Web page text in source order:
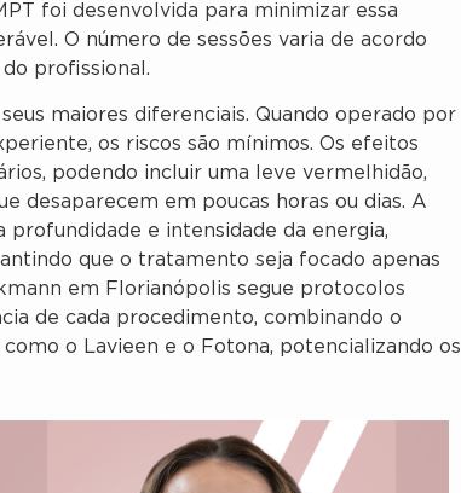
foi desenvolvida para minimizar essa
O número de sessões varia de acordo
profissional.
maiores diferenciais. Quando operado por
os riscos são mínimos. Os efeitos
podendo incluir uma leve vermelhidão,
desaparecem em poucas horas ou dias. A
e intensidade da energia,
que o tratamento seja focado apenas
em Florianópolis segue protocolos
de cada procedimento, combinando o
o Lavieen e o Fotona, potencializando os